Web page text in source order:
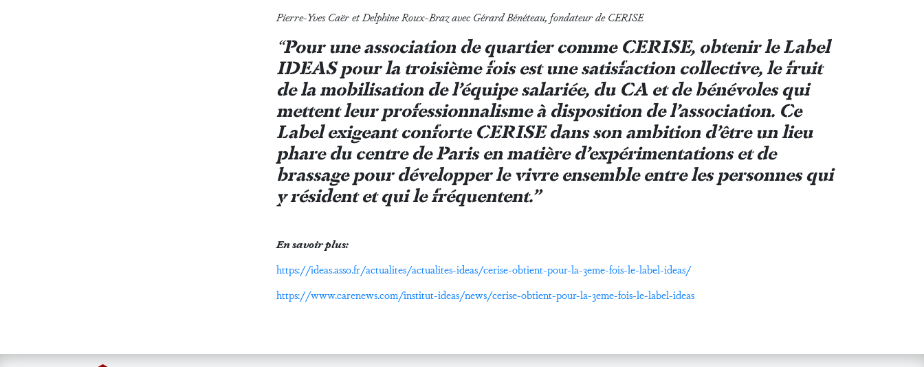
Pierre-Yves Caër et Delphine Roux-Braz avec Gérard Bénéteau, fondateur de CERISE
“Pour une association de quartier comme CERISE, obtenir le Label
IDEAS pour la troisième fois est une satisfaction collective, le fruit
de la mobilisation de l’équipe salariée, du CA et de bénévoles qui
mettent leur professionnalisme à disposition de l’association. Ce
Label exigeant conforte CERISE dans son ambition d’être un lieu
phare du centre de Paris en matière d’expérimentations et de
brassage pour développer le vivre ensemble entre les personnes qui
y résident et qui le fréquentent.”
En savoir plus:
https://ideas.asso.fr/actualites/actualites-ideas/cerise-obtient-pour-la-3eme-fois-le-label-ideas/
https://www.carenews.com/institut-ideas/news/cerise-obtient-pour-la-3eme-fois-le-label-ideas